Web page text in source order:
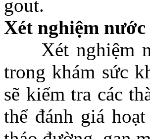
gout.
Xét nghiệm nước
Xét nghiệm
trong khám sức
sẽ kiểm tra các
thể đánh giá